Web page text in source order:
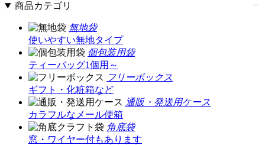
商品カテゴリ
無地袋
使いやすい無地タイプ
個包装用袋
ティーバッグ1個用～
フリーボックス
ギフト・化粧箱など
通販・発送用ケース
カラフルなメール便箱
角底袋
窓・ワイヤー付もあります